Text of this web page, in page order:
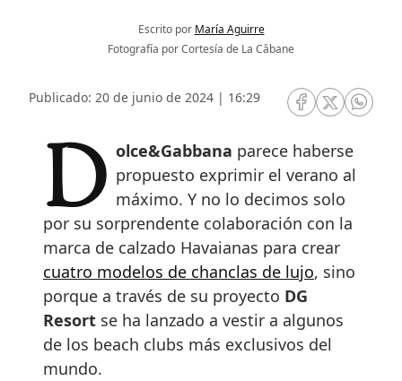
Escrito por María Aguirre
Fotografía por Cortesía de La Câbane
Publicado: 20 de junio de 2024 | 16:29
RRSS Facebook
RRSSRRSS
Dolce&Gabbana parece haberse
propuesto exprimir el verano al
máximo. Y no lo decimos solo
por su sorprendente colaboración con la
marca de calzado Havaianas para crear
cuatro modelos de chanclas de lujo, sino
porque a través de su proyecto DG
Resort se ha lanzado a vestir a algunos
de los beach clubs más exclusivos del
mundo.